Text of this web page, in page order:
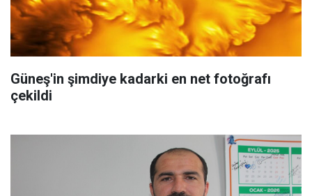
Güneş'in şimdiye kadarki en net fotoğrafı
çekildi